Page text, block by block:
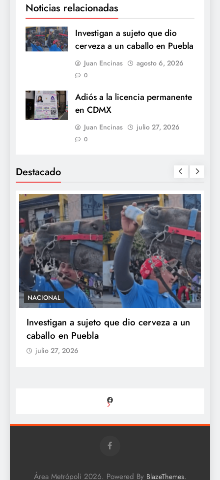
Noticias relacionadas
Investigan a sujeto que dio
cerveza a un caballo en Puebla
Juan Encinas agosto 6, 2026
0
Adiós a la licencia permanente
en CDMX
Juan Encinas julio 27, 2026
0
Destacado
NACIONAL
Investigan a sujeto que dio cerveza a un
caballo en Puebla
julio 27, 2026
Área Metrópoli 2026. Powered By BlazeThemes.